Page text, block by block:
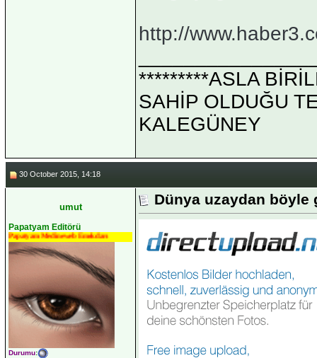
http://
*********ASLA
SAHİP OLDUĞU
KALEGÜNEY
30 October 2015, 14:18
umut
Papatyam Editörü
Papatyam Medineweb Emekdarı
Durumu:
Dünya uzaydan böyle